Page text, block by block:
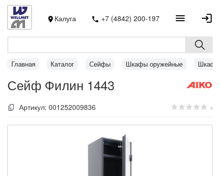
Калуга +7 (4842) 200-197
Главная Каталог Сейфы Шкафы оружейные Шкафы
Сейф Филин 1443
Артикул: 001252009836 0